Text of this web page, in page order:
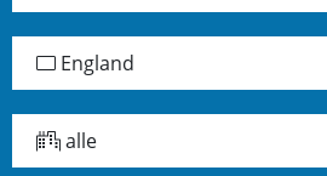
England
alle
Taiwan